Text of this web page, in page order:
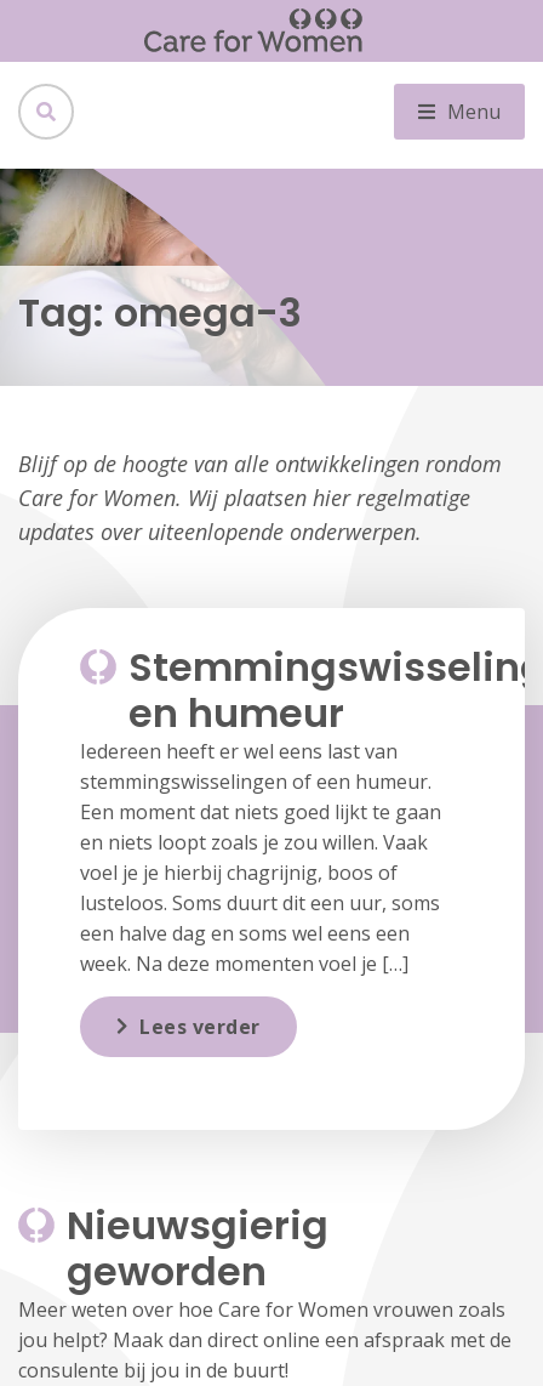
Menu
Tag: omega-3
Blijf op de hoogte van alle ontwikkelingen rondom
Care for Women. Wij plaatsen hier regelmatige
updates over uiteenlopende onderwerpen.
en humeur
Iedereen heeft er wel eens last van
stemmingswisselingen of een humeur.
Een moment dat niets goed lijkt te gaan
en niets loopt zoals je zou willen. Vaak
voel je je hierbij chagrijnig, boos of
lusteloos. Soms duurt dit een uur, soms
een halve dag en soms wel eens een
week. Na deze momenten voel je […]
Lees verder
Nieuwsgierig
geworden
Meer weten over hoe Care for Women vrouwen zoals
jou helpt? Maak dan direct online een afspraak met de
consulente bij jou in de buurt!